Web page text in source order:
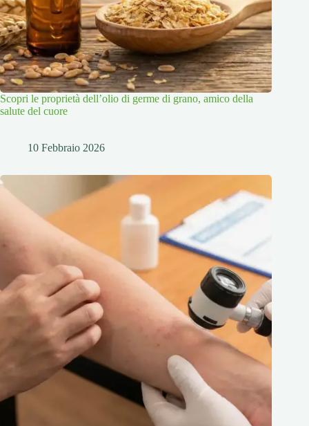
Scopri le proprietà dell’olio di germe di grano, amico della
salute del cuore
10 Febbraio 2026